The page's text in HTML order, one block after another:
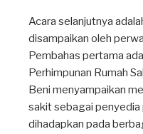
Acara selanjutnya
disampaikan oleh
Pembahas pertama
Perhimpunan Rumah
Beni menyampaikan
sakit sebagai
dihadapkan pada